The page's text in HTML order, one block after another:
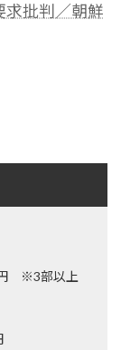
求批判／朝鮮
円 ※3部以上